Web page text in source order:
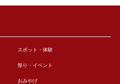
スポット・体験
祭り・イベント
おみやげ